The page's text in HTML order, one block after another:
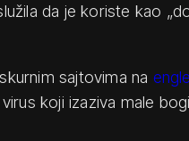
da je koriste kao
sajtovima na
koji izaziva male